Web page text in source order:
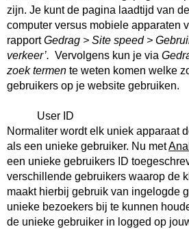
zijn. Je kunt de pagina laadtijd van
computer versus mobiele apparaten
rapport Gedrag > Site speed >
verkeer’. Vervolgens kun je via
zoek termen te weten komen welke
gebruikers op je website gebruiken.
           User ID
Normaliter wordt elk uniek apparaat
als een unieke gebruiker. Nu met
een unieke gebruikers ID
verschillende gebruikers waarop de
maakt hierbij gebruik van ingelogde
unieke bezoekers bij te kunnen
de unieke gebruiker in logged op